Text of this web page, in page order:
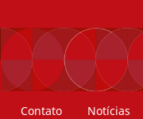
Contato Notícias